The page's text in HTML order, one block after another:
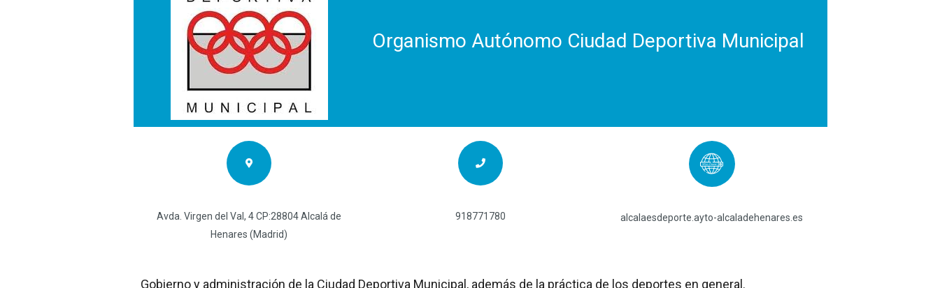
Organismo Autónomo Ciudad Deportiva Municipal
Avda. Virgen del Val, 4 CP:28804 Alcalá de
Henares (Madrid)
918771780 alcalaesdeporte.ayto-alcaladehenares.es
Gobierno y administración de la Ciudad Deportiva Municipal, además de la práctica de los deportes en general.